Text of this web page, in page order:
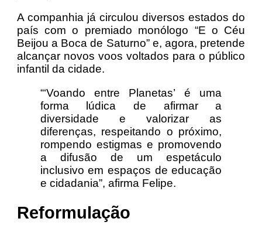
A companhia já circulou diversos estados do
país com o premiado monólogo “E o Céu
Beijou a Boca de Saturno” e, agora, pretende
alcançar novos voos voltados para o público
infantil da cidade.
“‘Voando entre Planetas’ é uma
forma lúdica de afirmar a
diversidade e valorizar as
diferenças, respeitando o próximo,
rompendo estigmas e promovendo
a difusão de um espetáculo
inclusivo em espaços de educação
e cidadania”, afirma Felipe.
Reformulação